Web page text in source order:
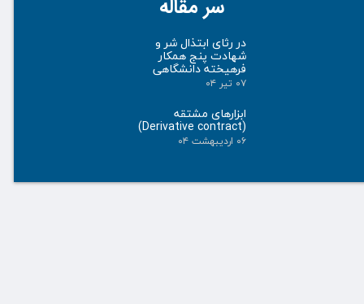
سر مقاله
در رثای ابتذال شر و
شهادت پنج همکار
فرهیخته دانشگاهی
۰۷ تیر ۰۴
ابزارهای مشتقه
(Derivative contract)
۰۶ اردیبهشت ۰۴